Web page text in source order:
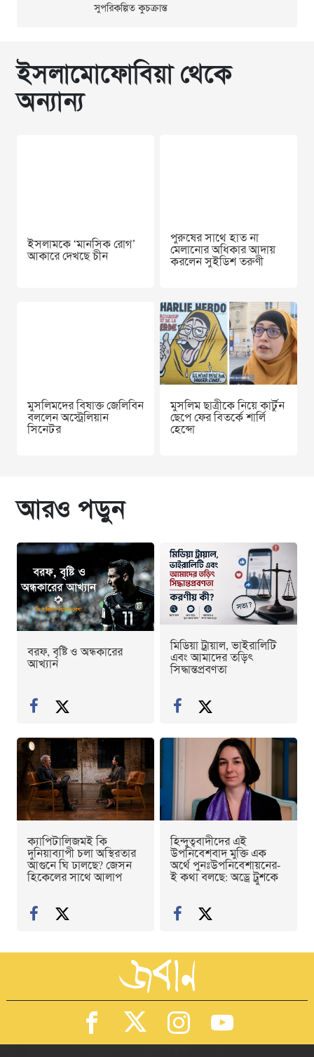
সুপরিকল্পিত কুচক্রান্ত
ইসলামোফোবিয়া থেকে
অন্যান্য
ইসলামকে ‘মানসিক রোগ’
আকারে দেখছে চীন
পুরুষের সাথে হাত না
মেলানোর অধিকার আদায়
করলেন সুইডিশ তরুণী
মুসলিমদের বিষাক্ত জেলিবিন
বললেন অস্ট্রেলিয়ান
সিনেটর
মুসলিম ছাত্রীকে নিয়ে কার্টুন
ছেপে ফের বিতর্কে শার্লি
হেব্দো
আরও পড়ুন
বরফ, বৃষ্টি ও অন্ধকারের
আখ্যান
মিডিয়া ট্রায়াল, ভাইরালিটি
এবং আমাদের তড়িৎ
সিদ্ধান্তপ্রবণতা
ক্যাপিটালিজমই কি
দুনিয়াব্যাপী চলা অস্থিরতার
আগুনে ঘি ঢালছে? জেসন
হিকেলের সাথে আলাপ
হিন্দুত্ববাদীদের এই
উপনিবেশবাদ মুক্তি এক
অর্থে পুনঃউপনিবেশায়নের-
ই কথা বলছে: অড্রে ট্রুশকে